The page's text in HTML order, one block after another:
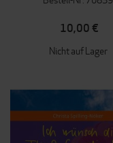
10,00 €
Nicht auf Lager